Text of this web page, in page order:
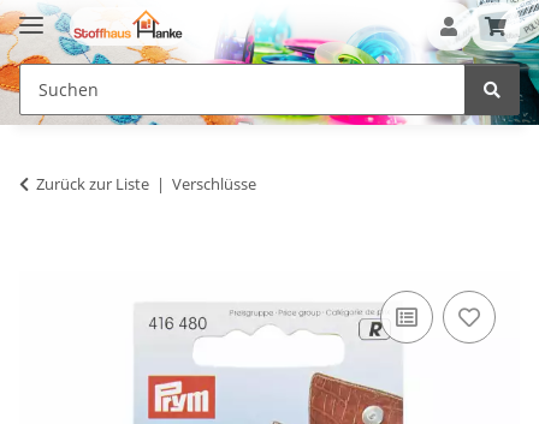
Zurück zur Liste Verschlüsse